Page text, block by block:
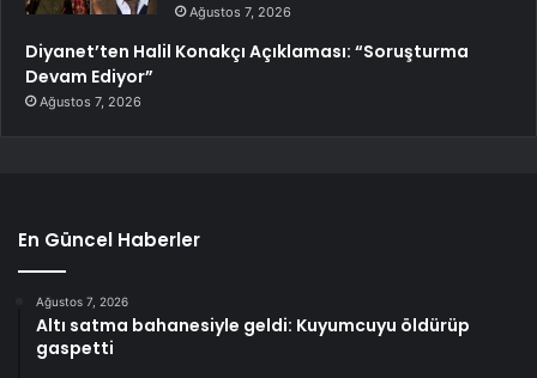
Ağustos 7, 2026
Diyanet’ten Halil Konakçı Açıklaması: “Soruşturma
Devam Ediyor”
Ağustos 7, 2026
En Güncel Haberler
Ağustos 7, 2026
Altı satma bahanesiyle geldi: Kuyumcuyu öldürüp
gaspetti